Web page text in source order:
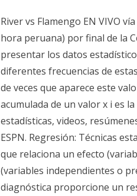
River vs Flamengo EN VIVO
hora peruana) por final de la
presentar los datos
diferentes frecuencias de
de veces que aparece este
acumulada de un valor x i es
estadísticas, videos,
ESPN. Regresión: Técnicas
que relaciona un efecto
(variables independientes o
diagnóstica proporcione un